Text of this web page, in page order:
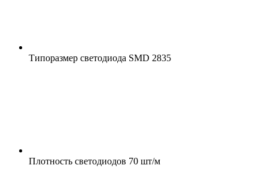
Типоразмер светодиода SMD 2835
Плотность светодиодов 70 шт/м